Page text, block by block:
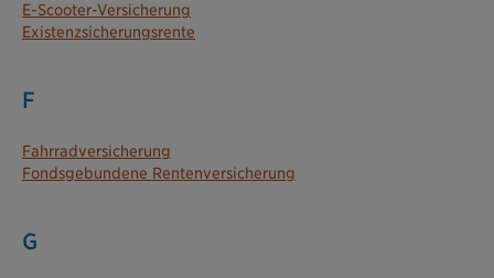
E-Scooter-Versicherung
Existenzsicherungsrente
F
Fahrradversicherung
Fondsgebundene Rentenversicherung
G